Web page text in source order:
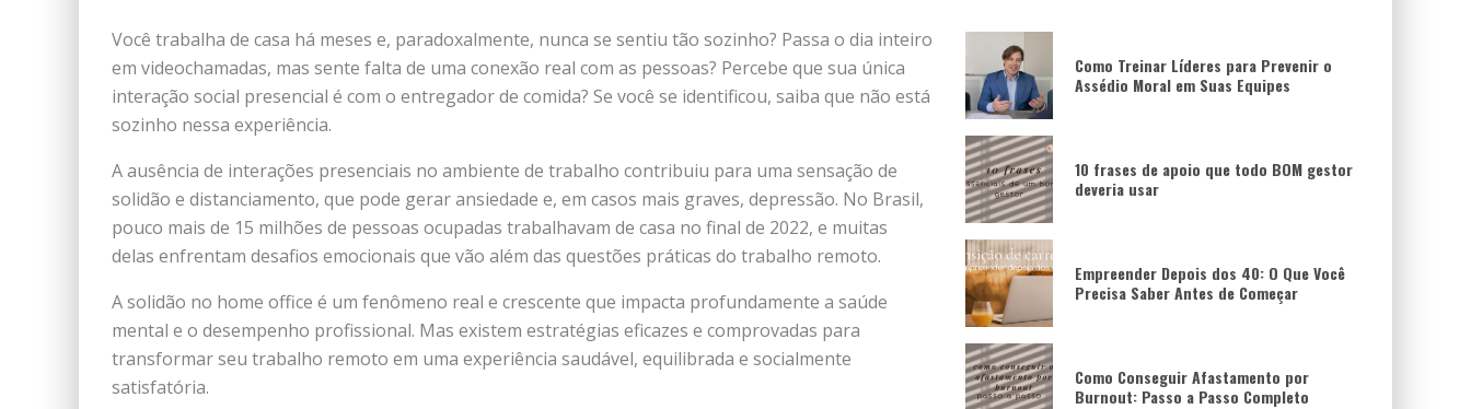
Você trabalha de casa há meses e, paradoxalmente, nunca se sentiu tão sozinho? Passa o dia inteiro
em videochamadas, mas sente falta de uma conexão real com as pessoas? Percebe que sua única
interação social presencial é com o entregador de comida? Se você se identificou, saiba que não está
sozinho nessa experiência.
A ausência de interações presenciais no ambiente de trabalho contribuiu para uma sensação de
solidão e distanciamento, que pode gerar ansiedade e, em casos mais graves, depressão. No Brasil,
pouco mais de 15 milhões de pessoas ocupadas trabalhavam de casa no final de 2022, e muitas
delas enfrentam desafios emocionais que vão além das questões práticas do trabalho remoto.
A solidão no home office é um fenômeno real e crescente que impacta profundamente a saúde
mental e o desempenho profissional. Mas existem estratégias eficazes e comprovadas para
transformar seu trabalho remoto em uma experiência saudável, equilibrada e socialmente
satisfatória.
Como Treinar Líderes para Prevenir o
Assédio Moral em Suas Equipes
10 frases de apoio que todo BOM gestor
deveria usar
Empreender Depois dos 40: O Que Você
Precisa Saber Antes de Começar
Como Conseguir Afastamento por
Burnout: Passo a Passo Completo